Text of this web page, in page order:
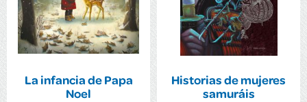
La infancia de Papa
Noel
Historias de mujeres
samuráis